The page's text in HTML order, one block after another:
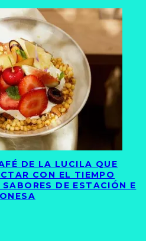
DE LA LUCILA QUE
CON EL TIEMPO
SABORES DE ESTACIÓN E